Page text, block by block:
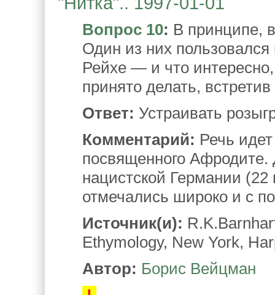
Вопрос 10: В принципе,
Один из них
Рейхе — и что
принято делать,
Ответ: Устраивать
Комментарий: Речь
посвященного
нацистской Германии (22
отмечались широко и с
Источник(и):
Ethymology, New York,
Автор: Борис Вейцман